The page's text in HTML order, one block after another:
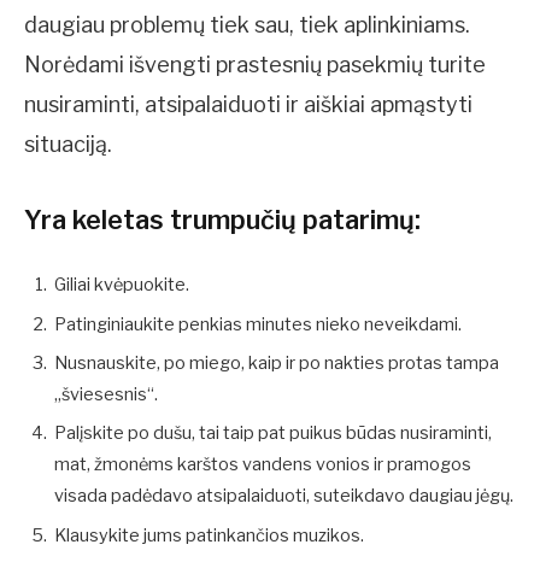
daugiau problemų tiek sau, tiek aplinkiniams.
Norėdami išvengti prastesnių pasekmių turite
nusiraminti, atsipalaiduoti ir aiškiai apmąstyti
situaciją.
Yra keletas trumpučių patarimų:
Giliai kvėpuokite.
Patinginiaukite penkias minutes nieko neveikdami.
Nusnauskite, po miego, kaip ir po nakties protas tampa
„šviesesnis“.
Palįskite po dušu, tai taip pat puikus būdas nusiraminti,
mat, žmonėms karštos vandens vonios ir pramogos
visada padėdavo atsipalaiduoti, suteikdavo daugiau jėgų.
Klausykite jums patinkančios muzikos.